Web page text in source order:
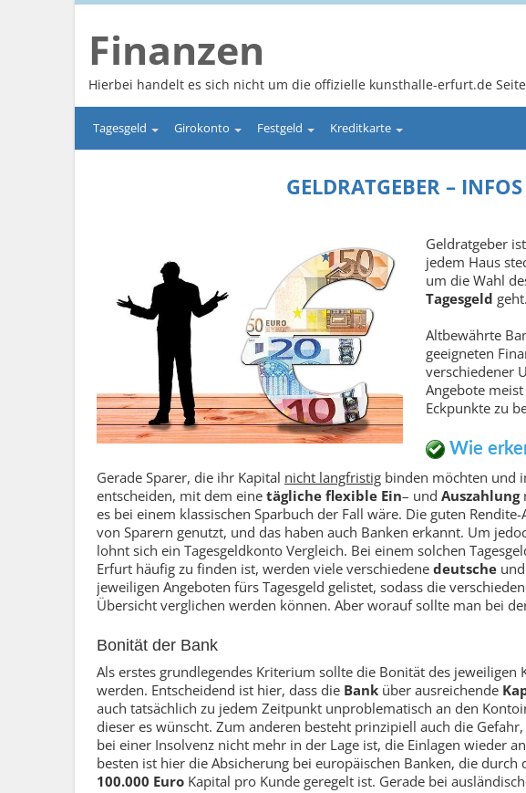
Finanzen
Hierbei handelt es sich nicht um die offizielle kunsthalle-erfurt.de Seite
Tagesgeld Girokonto Festgeld Kreditkarte
GELDRATGEBER –
Geldratgeber
jedem Haus
um die Wahl
Tagesgeld geht.
Altbewährte
geeigneten
verschiedener
Angebote
Eckpunkte zu
Wie
Gerade Sparer, die ihr Kapital nicht langfristig binden möchten und
entscheiden, mit dem eine tägliche flexible Ein– und Auszahlung
es bei einem klassischen Sparbuch der Fall wäre. Die guten
von Sparern genutzt, und das haben auch Banken erkannt. Um
lohnt sich ein Tagesgeldkonto Vergleich. Bei einem solchen
Erfurt häufig zu finden ist, werden viele verschiedene deutsche und
jeweiligen Angeboten fürs Tagesgeld gelistet, sodass die
Übersicht verglichen werden können. Aber worauf sollte man bei
Bonität der Bank
Als erstes grundlegendes Kriterium sollte die Bonität des
werden. Entscheidend ist hier, dass die Bank über ausreichende
auch tatsächlich zu jedem Zeitpunkt unproblematisch an den
dieser es wünscht. Zum anderen besteht prinzipiell auch die
bei einer Insolvenz nicht mehr in der Lage ist, die Einlagen wieder
besten ist hier die Absicherung bei europäischen Banken, die durch
100.000 Euro Kapital pro Kunde geregelt ist. Gerade bei